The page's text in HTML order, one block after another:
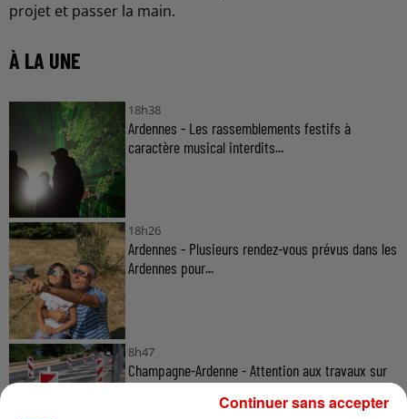
projet et passer la main.
À LA UNE
18h38
Ardennes - Les rassemblements festifs à
caractère musical interdits...
18h26
Ardennes - Plusieurs rendez-vous prévus dans les
Ardennes pour...
8h47
Champagne-Ardenne - Attention aux travaux sur
l'A34 et la RN51 dans...
Continuer sans accepter